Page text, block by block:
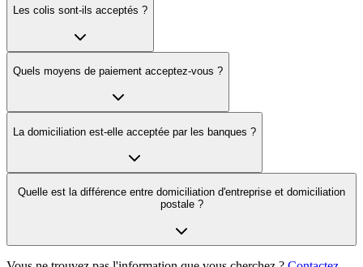
Les colis sont-ils acceptés ?
Quels moyens de paiement acceptez-vous ?
La domiciliation est-elle acceptée par les banques ?
Quelle est la différence entre domiciliation d'entreprise et domiciliation
postale ?